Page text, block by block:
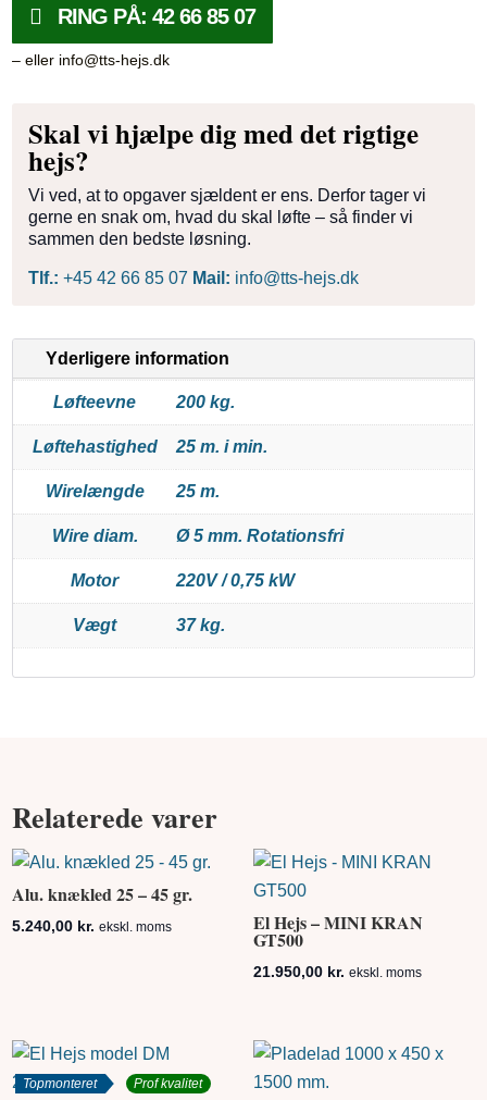
RING PÅ: 42 66 85 07
– eller info@tts-hejs.dk
Skal vi hjælpe dig med det rigtige
hejs?
Vi ved, at to opgaver sjældent er ens. Derfor tager vi
gerne en snak om, hvad du skal løfte – så finder vi
sammen den bedste løsning.
Tlf.:+45 42 66 85 07 Mail: info@tts-hejs.dk
Yderligere information
Løfteevne 200 kg.
Løftehastighed 25 m. i min.
Wirelængde 25 m.
Wire diam. Ø 5 mm. Rotationsfri
Motor 220V / 0,75 kW
Vægt 37 kg.
Relaterede varer
Alu. knækled 25 – 45 gr.
5.240,00 kr. ekskl. moms El Hejs – MINI KRAN
GT500
21.950,00 kr. ekskl. moms
Topmonteret Prof kvalitet